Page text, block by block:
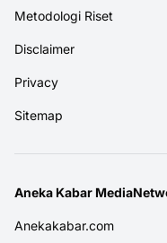
Metodologi Riset
Disclaimer
Privacy
Sitemap
Aneka Kabar
Anekakabar.com